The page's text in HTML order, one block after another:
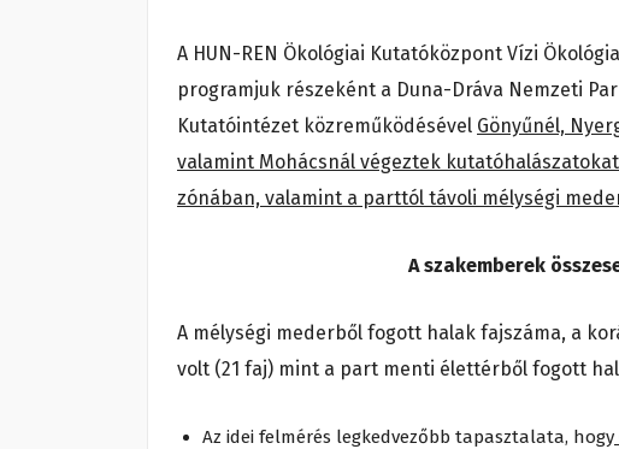
A HUN-REN Ökológiai Kutatóközpont Vízi
programjuk részeként a Duna-Dráva Nemzeti
Kutatóintézet közreműködésével Gönyűnél,
valamint Mohácsnál végeztek
zónában, valamint a parttól távoli mélységi
A szakemberek
A mélységi mederből fogott halak fajszáma, a
volt (21 faj) mint a part menti élettérből fogott
Az idei felmérés legkedvezőbb tapasztalata, hogy